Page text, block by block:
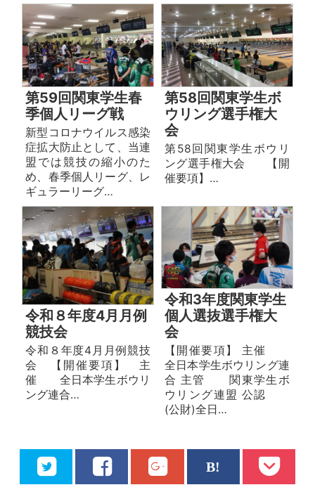
第59回関東学生春
季個人リーグ戦
新型コロナウイルス感染
症拡大防止として、当連
盟では競技の縮小のた
め、春季個人リーグ、レ
ギュラーリーグ…
第58回関東学生ボ
ウリング選手権大
会
第58回関東学生ボウリ
ング選手権大会 【開
催要項】…
令和８年度4月月例
競技会
令和８年度4月月例競技
会 【開催要項】 主
催 全日本学生ボウリ
ング連合…
令和3年度関東学生
個人選抜選手権大
会
【開催要項】 主催
全日本学生ボウリング連
合 主管 関東学生ボ
ウリング連盟 公認
(公財)全日…